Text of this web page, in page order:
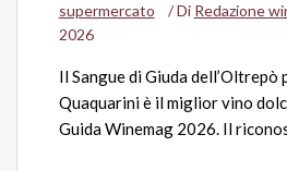
supermercato
/ Di Redazione
2026
Il Sangue di Giuda dell’Oltrepò
Quaquarini è il miglior vino
Guida Winemag 2026. Il